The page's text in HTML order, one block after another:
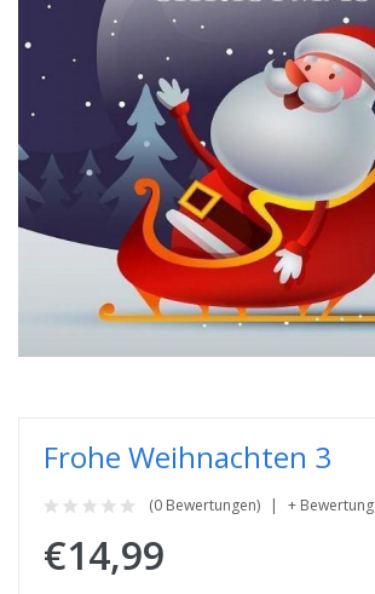
Frohe Weihnachten 3
(0 Bewertungen) + Bewertung
€14,99